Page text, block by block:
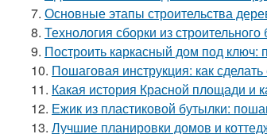
7. Основные этапы строительства
8. Технология сборки из
9. Построить каркасный дом под
10. Пошаговая инструкция: как
11. Какая история Красной площади и
12. Ежик из пластиковой бутылки:
13. Лучшие планировки домов и